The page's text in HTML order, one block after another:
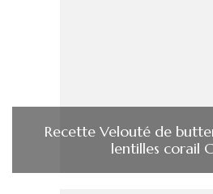
Recette Velouté de
lentilles corail